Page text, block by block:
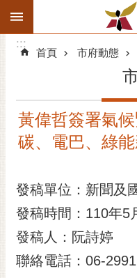
跳到主要內容區塊
搜
階
精彩府城
市府團隊
主題服務
市政資訊
:::
:::
首頁 市府動態
黃偉哲簽署氣
碳、電巴、綠
發稿單位：新聞及
發稿時間：110年5
發稿人：阮詩婷
聯絡電話：06-